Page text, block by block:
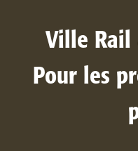
Ville Rail
Pour les